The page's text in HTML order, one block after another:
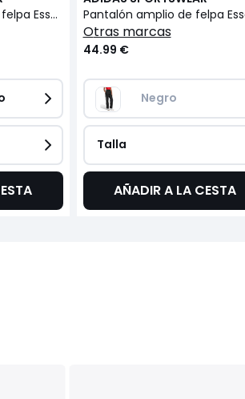
Pantalón ajustado de felpa Essentials 3 stripes
otras marcas
44.99 €
Negro
Talla
AÑADIR A LA CESTA